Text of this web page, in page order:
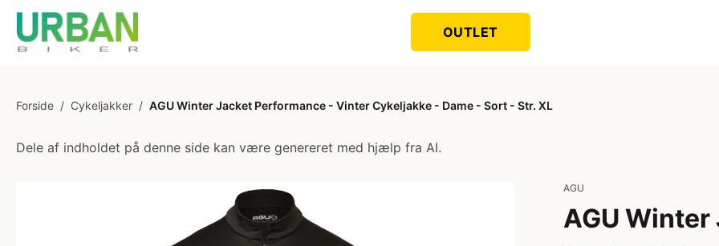
OUTLET
Forside / Cykeljakker / AGU Winter Jacket Performance - Vinter Cykeljakke - Dame - Sort - Str. XL
Dele af indholdet på denne side kan være genereret med hjælp fra AI.
AGU
AGU